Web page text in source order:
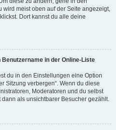
wird meist oben auf der Seite angezeigt,
Dort kannst du alle deine
in der Online-Liste
du in den Einstellungen eine Option
Sitzung verbergen“. Wenn du diese
Moderatoren und du selbst
als unsichtbarer Besucher gezählt.